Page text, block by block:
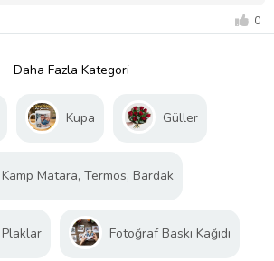
0
Daha Fazla Kategori
Kupa Güller
Kamp Matara, Termos, Bardak
Fotoğraf Baskı Kağıdı